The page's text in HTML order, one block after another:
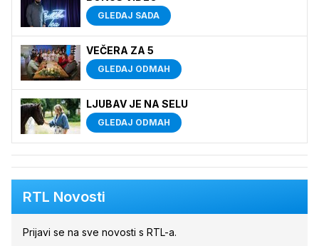
GLEDAJ SADA
VEČERA ZA 5
GLEDAJ ODMAH
LJUBAV JE NA SELU
GLEDAJ ODMAH
RTL Novosti
Prijavi se na sve novosti s RTL-a.